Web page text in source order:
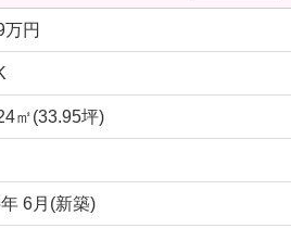
万円
㎡(33.95坪)
6月(新築)